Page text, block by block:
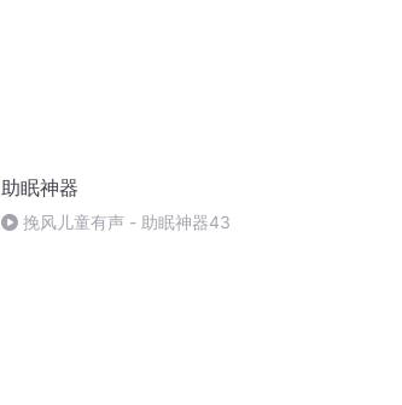
助眠神器
挽风儿童有声 - 助眠神器43